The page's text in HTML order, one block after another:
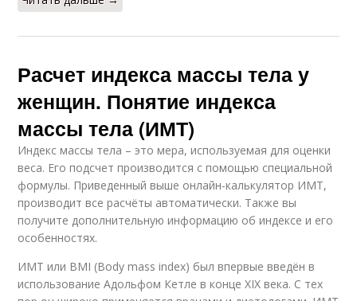
Расчет индекса массы тела у
женщин. Понятие индекса
массы тела (ИМТ)
Индекс массы тела – это мера, используемая для оценки
веса. Его подсчет производится с помощью специальной
формулы. Приведенный выше онлайн-калькулятор ИМТ,
производит все расчёты автоматически. Также вы
получите дополнительную информацию об индексе и его
особенностях.
ИМТ или BMI (Body mass index) был впервые введён в
использование Адольфом Кетле в конце XIX века. С тех